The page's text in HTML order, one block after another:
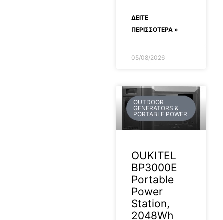
ΔΕΊΤΕ
ΠΕΡΙΣΣΟΤΕΡΑ »
05/08/2026
OUTDOOR
GENERATORS &
PORTABLE POWER
OUKITEL
BP3000E
Portable
Power
Station,
2048Wh